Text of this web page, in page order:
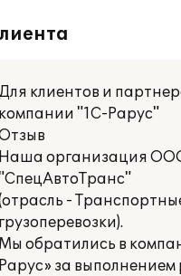
клиентов и
компании "1С-Рарус"
Наша организация
"СпецАвтоТранс"
-
грузоперевозки).
Мы обратились в
Рарус» за выполнением